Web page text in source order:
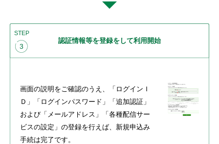
STEP
3
認証情報等を登録をして利用開始
画面の説明をご確認のうえ、「ログインＩ
Ｄ」「ログインパスワード」「追加認証」
および「メールアドレス」「各種配信サー
ビスの設定」の登録を行えば、新規申込み
手続は完了です。